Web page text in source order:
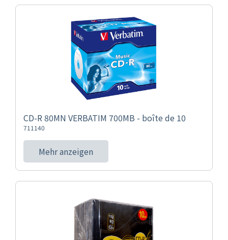
CD-R 80MN VERBATIM 700MB - boîte de 10
711140
Mehr anzeigen